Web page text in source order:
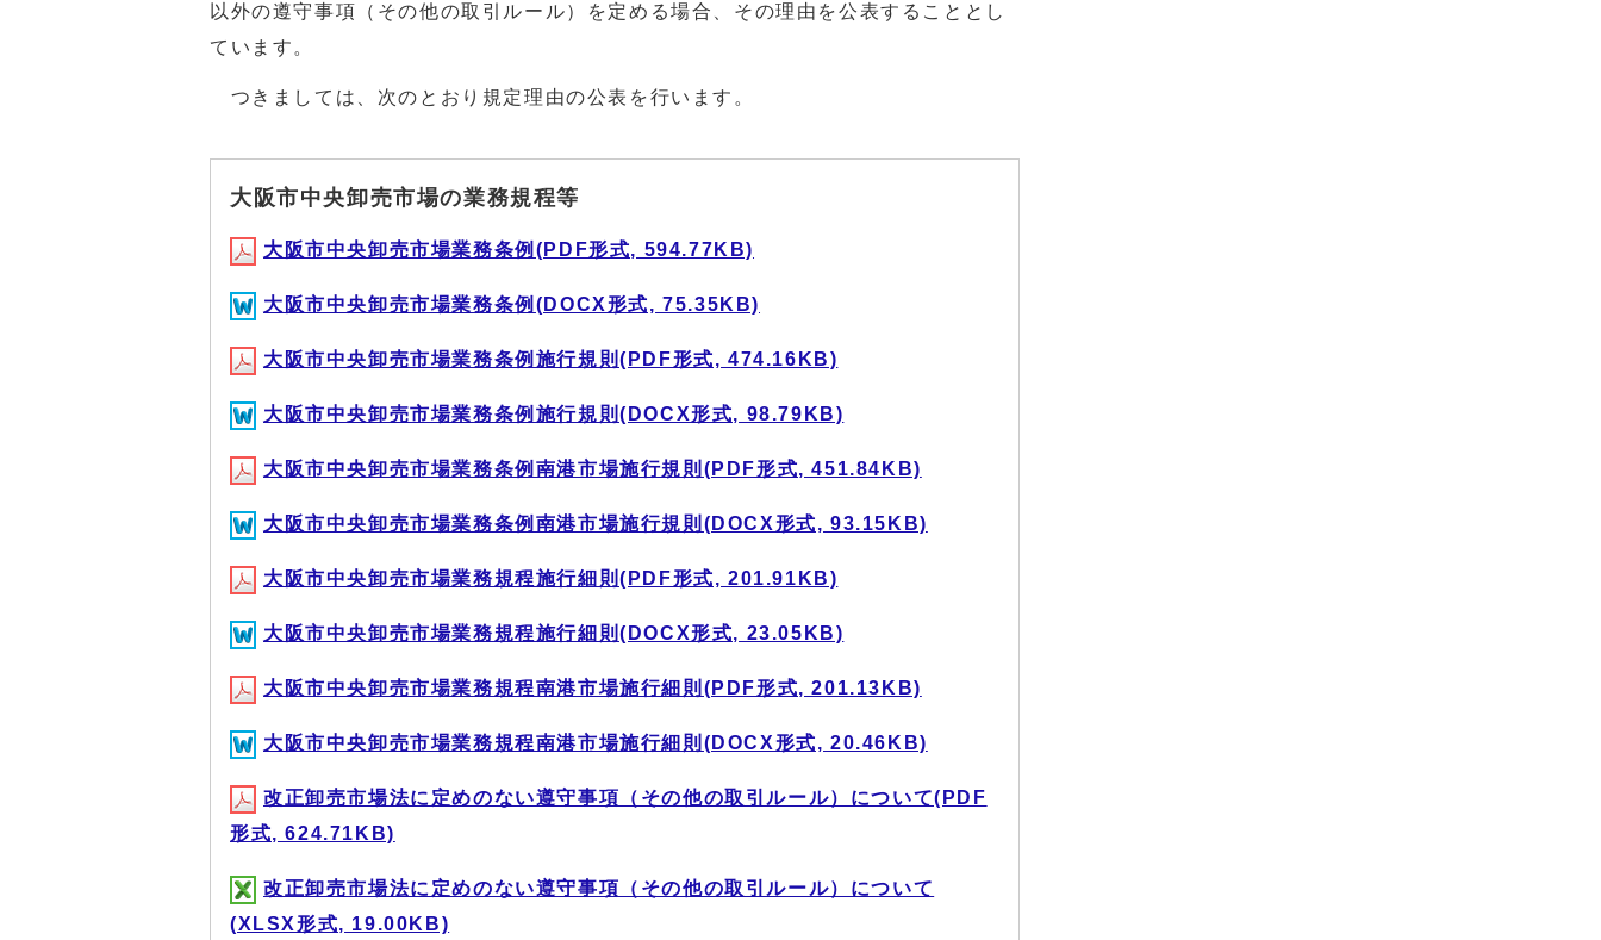
以外の遵守事項（その他の取引ルール）を定める場合、その理由を公表することとし
ています。
つきましては、次のとおり規定理由の公表を行います。
大阪市中央卸売市場の業務規程等
大阪市中央卸売市場業務条例(PDF形式, 594.77KB)
大阪市中央卸売市場業務条例(DOCX形式, 75.35KB)
大阪市中央卸売市場業務条例施行規則(PDF形式, 474.16KB)
大阪市中央卸売市場業務条例施行規則(DOCX形式, 98.79KB)
大阪市中央卸売市場業務条例南港市場施行規則(PDF形式, 451.84KB)
大阪市中央卸売市場業務条例南港市場施行規則(DOCX形式, 93.15KB)
大阪市中央卸売市場業務規程施行細則(PDF形式, 201.91KB)
大阪市中央卸売市場業務規程施行細則(DOCX形式, 23.05KB)
大阪市中央卸売市場業務規程南港市場施行細則(PDF形式, 201.13KB)
大阪市中央卸売市場業務規程南港市場施行細則(DOCX形式, 20.46KB)
改正卸売市場法に定めのない遵守事項（その他の取引ルール）について(PDF
形式, 624.71KB)
改正卸売市場法に定めのない遵守事項（その他の取引ルール）について
(XLSX形式, 19.00KB)